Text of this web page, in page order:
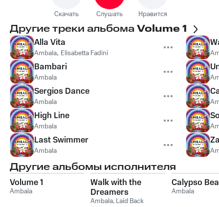
Скачать Слушать Нравится
Другие треки альбомаVolume 1
Alla Vita
Ambala, Elisabetta Fadini
Bambari
Ambala
Sergios Dance
Ambala
High Line
Ambala
Last Swimmer
Ambala
Другие альбомы исполнителя
Volume 1
Ambala
Walk with the
Dreamers
Ambala, Laid Back
Calypso
Ambala